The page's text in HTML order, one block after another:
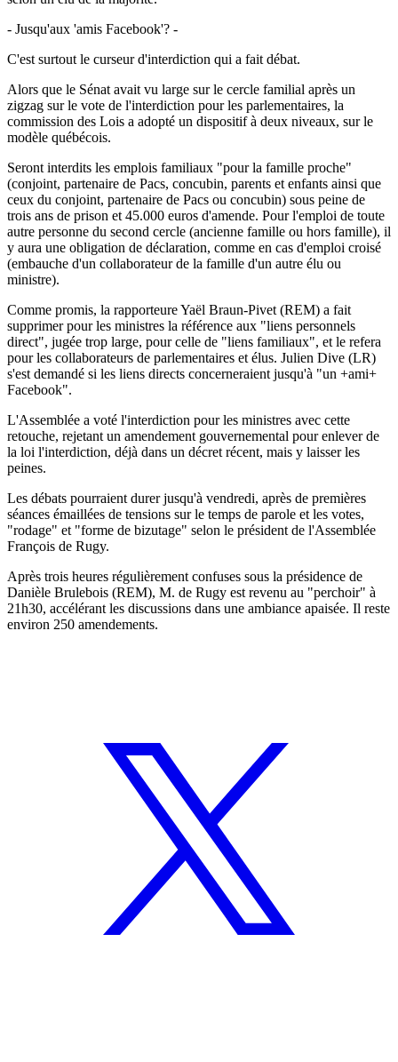
- Jusqu'aux 'amis Facebook'? -
C'est surtout le curseur d'interdiction qui a fait débat.
Alors que le Sénat avait vu large sur le cercle familial après un
zigzag sur le vote de l'interdiction pour les parlementaires, la
commission des Lois a adopté un dispositif à deux niveaux, sur le
modèle québécois.
Seront interdits les emplois familiaux "pour la famille proche"
(conjoint, partenaire de Pacs, concubin, parents et enfants ainsi que
ceux du conjoint, partenaire de Pacs ou concubin) sous peine de
trois ans de prison et 45.000 euros d'amende. Pour l'emploi de toute
autre personne du second cercle (ancienne famille ou hors famille), il
y aura une obligation de déclaration, comme en cas d'emploi croisé
(embauche d'un collaborateur de la famille d'un autre élu ou
ministre).
Comme promis, la rapporteure Yaël Braun-Pivet (REM) a fait
supprimer pour les ministres la référence aux "liens personnels
direct", jugée trop large, pour celle de "liens familiaux", et le refera
pour les collaborateurs de parlementaires et élus. Julien Dive (LR)
s'est demandé si les liens directs concerneraient jusqu'à "un +ami+
Facebook".
L'Assemblée a voté l'interdiction pour les ministres avec cette
retouche, rejetant un amendement gouvernemental pour enlever de
la loi l'interdiction, déjà dans un décret récent, mais y laisser les
peines.
Les débats pourraient durer jusqu'à vendredi, après de premières
séances émaillées de tensions sur le temps de parole et les votes,
"rodage" et "forme de bizutage" selon le président de l'Assemblée
François de Rugy.
Après trois heures régulièrement confuses sous la présidence de
Danièle Brulebois (REM), M. de Rugy est revenu au "perchoir" à
21h30, accélérant les discussions dans une ambiance apaisée. Il reste
environ 250 amendements.